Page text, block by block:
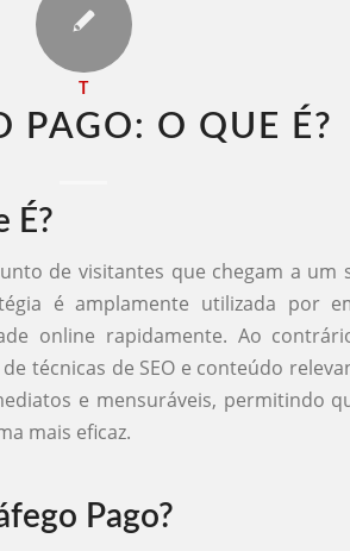
T
PAGO: O QUE É​?
É?
de visitantes que chegam a um
é amplamente utilizada por
online rapidamente. Ao
técnicas de SEO e conteúdo
e mensuráveis, permitindo
mais eficaz.
Pago?